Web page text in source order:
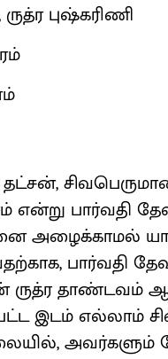
புஷ்கரிணி
தட்சன்,
பார்வதி
அழைக்காமல்
பார்வதி
ருத்ர தாண்டவம்
பட்ட இடம் எல்லாம்
அவர்களும்